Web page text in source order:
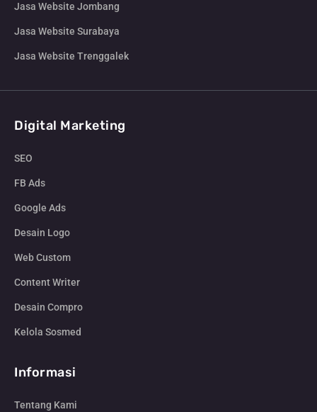
Jasa Website Jombang
Jasa Website Surabaya
Jasa Website Trenggalek
Digital Marketing
SEO
FB Ads
Google Ads
Desain Logo
Web Custom
Content Writer
Desain Compro
Kelola Sosmed
Informasi
Tentang Kami